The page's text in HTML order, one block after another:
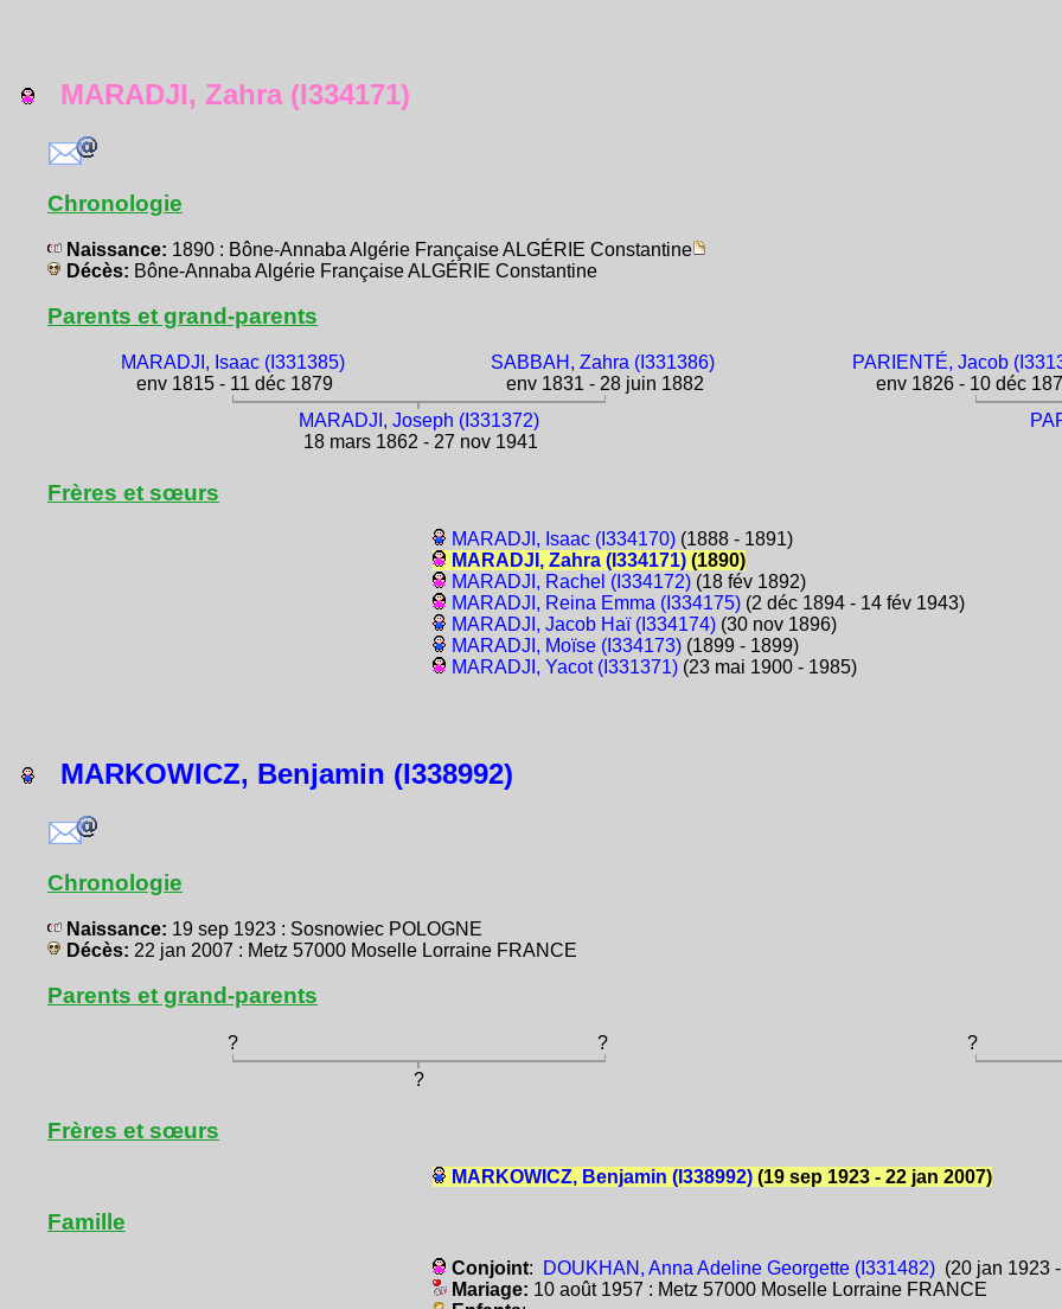
MARADJI, Zahra (I334171)
Chronologie
Naissance: 1890 : Bône-Annaba Algérie Française ALGÉRIE Constantine
Décès: Bône-Annaba Algérie Française ALGÉRIE Constantine
Parents et grand-parents
MARADJI, Isaac (I331385)
env 1815 - 11 déc 1879
SABBAH, Zahra (I331386)
env 1831 - 28 juin 1882
PARIENTÉ, Jacob
env 1826 - 10 déc
MARADJI, Joseph (I331372)
18 mars 1862 - 27 nov 1941
Frères et sœurs
MARADJI, Isaac (I334170) (1888 - 1891)
MARADJI, Zahra (I334171) (1890)
MARADJI, Rachel (I334172) (18 fév 1892)
MARADJI, Reina Emma (I334175) (2 déc 1894 - 14 fév 1943)
MARADJI, Jacob Haï (I334174) (30 nov 1896)
MARADJI, Moïse (I334173) (1899 - 1899)
MARADJI, Yacot (I331371) (23 mai 1900 - 1985)
MARKOWICZ, Benjamin (I338992)
Chronologie
Naissance: 19 sep 1923 : Sosnowiec POLOGNE
Décès: 22 jan 2007 : Metz 57000 Moselle Lorraine FRANCE
Parents et grand-parents
? ?
?
?
Frères et sœurs
MARKOWICZ, Benjamin (I338992) (19 sep 1923 - 22 jan 2007)
Famille
Conjoint: DOUKHAN, Anna Adeline Georgette (I331482) (20 jan 1923
Mariage: 10 août 1957 : Metz 57000 Moselle Lorraine FRANCE